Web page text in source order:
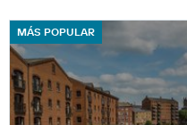
MÁS POPULAR